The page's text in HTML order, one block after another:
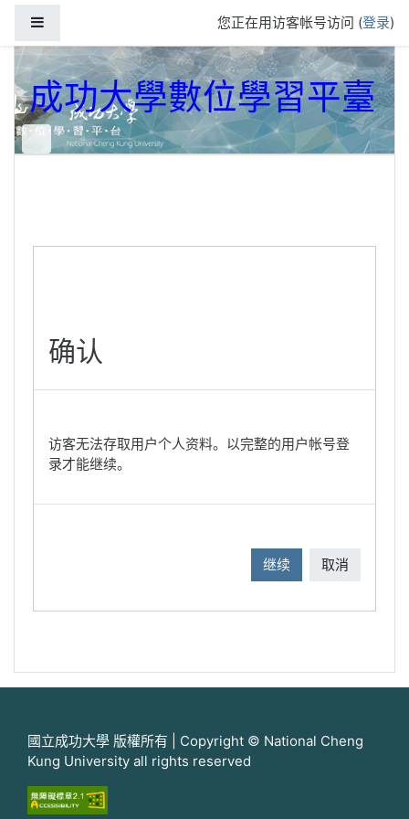
您正在用访客帐号访问 (登录)
成功大學數位學習平臺
确认
访客无法存取用户个人资料。以完整的用户帐号登
录才能继续。
继续 取消
國立成功大學 版權所有 | Copyright © National Cheng
Kung University all rights reserved